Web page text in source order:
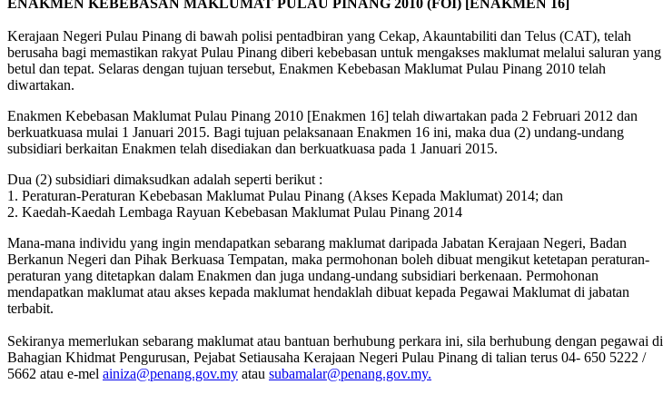
ENAKMEN KEBEBASAN MAKLUMAT PULAU PINANG 2010 (FOI) [ENAKMEN 16]
Kerajaan Negeri Pulau Pinang di bawah polisi pentadbiran yang Cekap, Akauntabiliti dan Telus (CAT), telah
berusaha bagi memastikan rakyat Pulau Pinang diberi kebebasan untuk mengakses maklumat melalui saluran yang
betul dan tepat. Selaras dengan tujuan tersebut, Enakmen Kebebasan Maklumat Pulau Pinang 2010 telah
diwartakan.
Enakmen Kebebasan Maklumat Pulau Pinang 2010 [Enakmen 16] telah diwartakan pada 2 Februari 2012 dan
berkuatkuasa mulai 1 Januari 2015. Bagi tujuan pelaksanaan Enakmen 16 ini, maka dua (2) undang-undang
subsidiari berkaitan Enakmen telah disediakan dan berkuatkuasa pada 1 Januari 2015.
Dua (2) subsidiari dimaksudkan adalah seperti berikut :
1. Peraturan-Peraturan Kebebasan Maklumat Pulau Pinang (Akses Kepada Maklumat) 2014; dan
2. Kaedah-Kaedah Lembaga Rayuan Kebebasan Maklumat Pulau Pinang 2014
Mana-mana individu yang ingin mendapatkan sebarang maklumat daripada Jabatan Kerajaan Negeri, Badan
Berkanun Negeri dan Pihak Berkuasa Tempatan, maka permohonan boleh dibuat mengikut ketetapan peraturan-
peraturan yang ditetapkan dalam Enakmen dan juga undang-undang subsidiari berkenaan. Permohonan
mendapatkan maklumat atau akses kepada maklumat hendaklah dibuat kepada Pegawai Maklumat di jabatan
terbabit.
Sekiranya memerlukan sebarang maklumat atau bantuan berhubung perkara ini, sila berhubung dengan pegawai di
Bahagian Khidmat Pengurusan, Pejabat Setiausaha Kerajaan Negeri Pulau Pinang di talian terus 04- 650 5222 /
5662 atau e-mel ainiza@penang.gov.my atau subamalar@penang.gov.my.